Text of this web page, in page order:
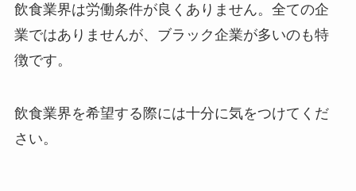
飲食業界は労働条件が良くありません。全ての企
業ではありませんが、ブラック企業が多いのも特
徴です。
飲食業界を希望する際には十分に気をつけてくだ
さい。